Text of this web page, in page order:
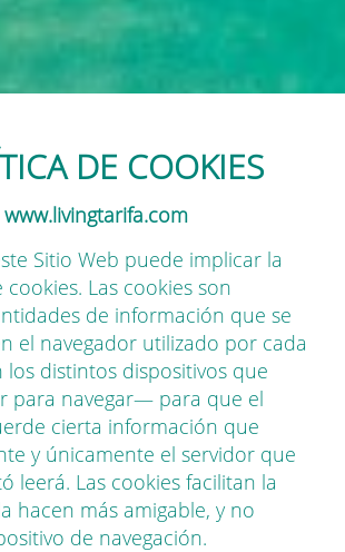
DE COOKIES
www.livingtarifa.com
Sitio Web puede implicar la
Las cookies son
de información que se
el navegador utilizado por cada
distintos dispositivos que
para navegar— para que el
cierta información que
y únicamente el servidor que
leerá. Las cookies facilitan la
hacen más amigable, y no
de navegación.